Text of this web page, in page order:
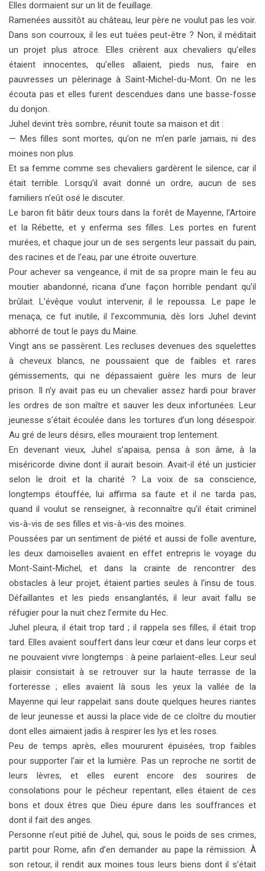
Elles dormaient sur un lit de feuillage.
Ramenées aussitôt au château, leur père ne voulut pas les voir.
Dans son courroux, il les eut tuées peut-être ? Non, il méditait
un projet plus atroce. Elles crièrent aux chevaliers qu’elles
étaient innocentes, qu’elles allaient, pieds nus, faire en
pauvresses un pèlerinage à Saint-Michel-du-Mont. On ne les
écouta pas et elles furent descendues dans une basse-fosse
du donjon.
Juhel devint très sombre, réunit toute sa maison et dit :
— Mes filles sont mortes, qu’on ne m’en parle jamais, ni des
moines non plus.
Et sa femme comme ses chevaliers gardèrent le silence, car il
était terrible. Lorsqu’il avait donné un ordre, aucun de ses
familiers n’eût osé le discuter.
Le baron fit bâtir deux tours dans la forêt de Mayenne, l’Artoire
et la Rébette, et y enferma ses filles. Les portes en furent
murées, et chaque jour un de ses sergents leur passait du pain,
des racines et de l’eau, par une étroite ouverture.
Pour achever sa vengeance, il mit de sa propre main le feu au
moutier abandonné, ricana d’une façon horrible pendant qu’il
brûlait. L’évêque voulut intervenir, il le repoussa. Le pape le
menaça, ce fut inutile, il l’excommunia, dès lors Juhel devint
abhorré de tout le pays du Maine.
Vingt ans se passèrent. Les recluses devenues des squelettes
à cheveux blancs, ne poussaient que de faibles et rares
gémissements, qui ne dépassaient guère les murs de leur
prison. Il n’y avait pas eu un chevalier assez hardi pour braver
les ordres de son maître et sauver les deux infortunées. Leur
jeunesse s’était écoulée dans les tortures d’un long désespoir.
Au gré de leurs désirs, elles mouraient trop lentement.
En devenant vieux, Juhel s’apaisa, pensa à son âme, à la
miséricorde divine dont il aurait besoin. Avait-il été un justicier
selon le droit et la charité ? La voix de sa conscience,
longtemps étouffée, lui affirma sa faute et il ne tarda pas,
quand il voulut se renseigner, à reconnaître qu’il était criminel
vis-à-vis de ses filles et vis-à-vis des moines.
Poussées par un sentiment de piété et aussi de folle aventure,
les deux damoiselles avaient en effet entrepris le voyage du
Mont-Saint-Michel, et dans la crainte de rencontrer des
obstacles à leur projet, étaient parties seules à l’insu de tous.
Défaillantes et les pieds ensanglantés, il leur avait fallu se
réfugier pour la nuit chez l’ermite du Hec.
Juhel pleura, il était trop tard ; il rappela ses filles, il était trop
tard. Elles avaient souffert dans leur cœur et dans leur corps et
ne pouvaient vivre longtemps : à peine parlaient-elles. Leur seul
plaisir consistait à se retrouver sur la haute terrasse de la
forteresse ; elles avaient là sous les yeux la vallée de la
Mayenne qui leur rappelait sans doute quelques heures riantes
de leur jeunesse et aussi la place vide de ce cloître du moutier
dont elles aimaient jadis à respirer les lys et les roses.
Peu de temps après, elles moururent épuisées, trop faibles
pour supporter l’air et la lumière. Pas un reproche ne sortit de
leurs lèvres, et elles eurent encore des sourires de
consolations pour le pécheur repentant, elles étaient de ces
bons et doux êtres que Dieu épure dans les souffrances et
dont il fait des anges.
Personne n’eut pitié de Juhel, qui, sous le poids de ses crimes,
partit pour Rome, afin d’en demander au pape la rémission. À
son retour, il rendit aux moines tous leurs biens dont il s’était